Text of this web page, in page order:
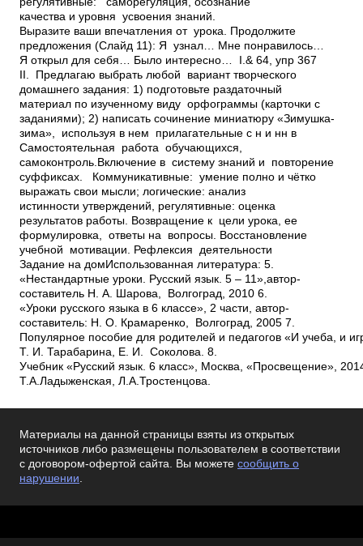
Материалы на данной страницы взяты из открытых
источников либо размещены пользователем в соответствии
с договором-офертой сайта. Вы можете сообщить о
нарушении.